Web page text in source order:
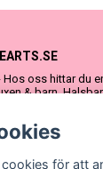
oss hittar du
& barn.
barnsmycken,
för att